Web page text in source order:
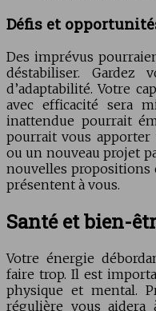
Défis et
Des imprévus
déstabiliser. Gardez
d’adaptabilité. Votre
avec efficacité sera
inattendue pourrait
pourrait vous
ou un nouveau projet
nouvelles propositions
présentent à vous.
Santé et bien-
Votre énergie
faire trop. Il est
physique et mental.
régulière vous aidera